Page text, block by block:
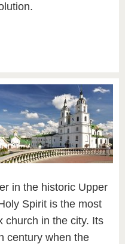
in the historic Upper
Spirit is the most
church in the city. Its
century when the